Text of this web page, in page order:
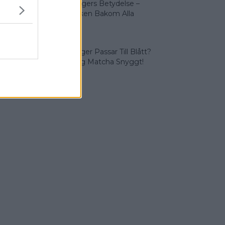
Olika Färgers Betydelse –
Symboliken Bakom Alla
Vilka Färger Passar Till Blått?
Vi Lär Dig Matcha Snyggt!